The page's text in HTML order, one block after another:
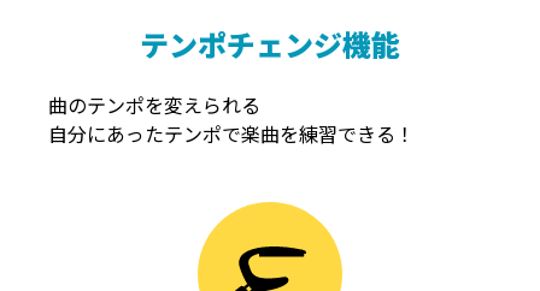
テンポチェンジ機能
曲のテンポを変えられる
自分にあったテンポで楽曲を練習できる！